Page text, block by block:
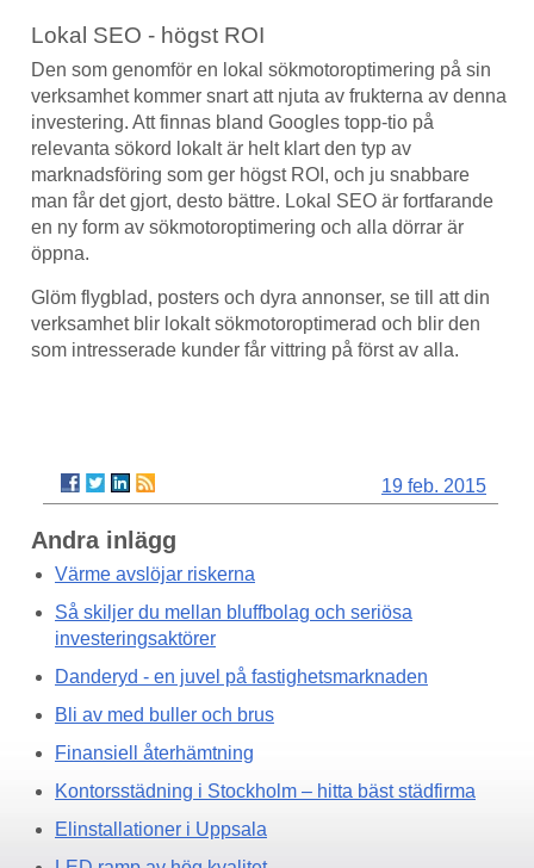
Lokal SEO - högst ROI
Den som genomför en lokal sökmotoroptimering på sin
verksamhet kommer snart att njuta av frukterna av denna
investering. Att finnas bland Googles topp-tio på
relevanta sökord lokalt är helt klart den typ av
marknadsföring som ger högst ROI, och ju snabbare
man får det gjort, desto bättre. Lokal SEO är fortfarande
en ny form av sökmotoroptimering och alla dörrar är
öppna.
Glöm flygblad, posters och dyra annonser, se till att din
verksamhet blir lokalt sökmotoroptimerad och blir den
som intresserade kunder får vittring på först av alla.
19 feb. 2015
Andra inlägg
Värme avslöjar riskerna
Så skiljer du mellan bluffbolag och seriösa
investeringsaktörer
Danderyd - en juvel på fastighetsmarknaden
Bli av med buller och brus
Finansiell återhämtning
Kontorsstädning i Stockholm – hitta bäst städfirma
Elinstallationer i Uppsala